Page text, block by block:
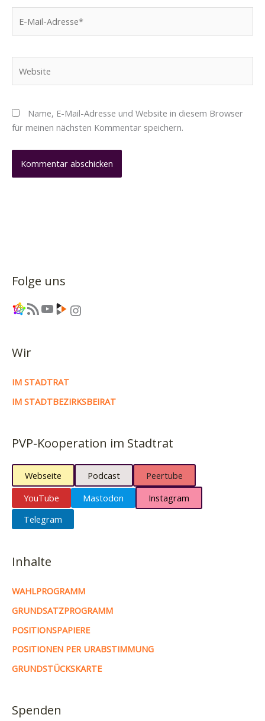
Mail-
Name, E-Mail-Adresse und Website in diesem Browser
für meinen nächsten Kommentar speichern.
Folge uns
Link RSS-Feed YouTube Link Instagram
Wir
IM STADTRAT
IM STADTBEZIRKSBEIRAT
PVP-Kooperation im Stadtrat
Webseite Podcast
Peertube
YouTube
Mastodon
Instagram
Telegram
Inhalte
WAHLPROGRAMM
GRUNDSATZPROGRAMM
POSITIONSPAPIERE
POSITIONEN PER URABSTIMMUNG
GRUNDSTÜCKSKARTE
Spenden